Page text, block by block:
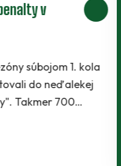
v
súbojom 1. kola
do neďalekej
Takmer 700…